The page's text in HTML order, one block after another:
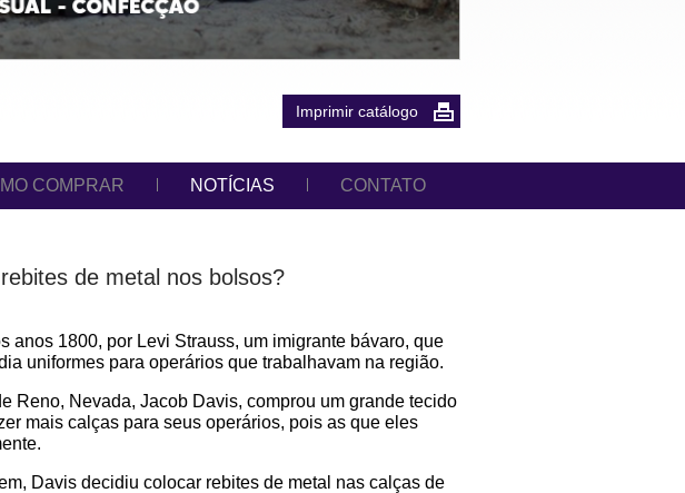
Imprimir catálogo
COMPRAR NOTÍCIAS CONTATO
de metal nos bolsos?
anos 1800, por Levi Strauss, um imigrante bávaro, que
uniformes para operários que trabalhavam na região.
Reno, Nevada, Jacob Davis, comprou um grande tecido
mais calças para seus operários, pois as que eles
Davis decidiu colocar rebites de metal nas calças de